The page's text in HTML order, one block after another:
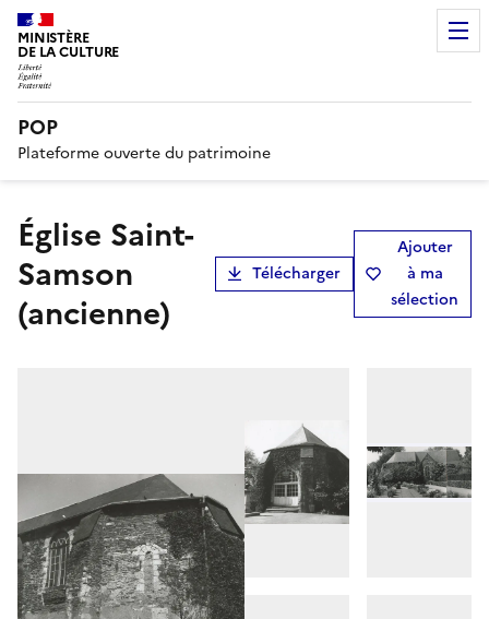
MINISTÈRE
DE LA CULTURE
POP
Plateforme ouverte du patrimoine
Église Saint-
Samson
(ancienne)
Télécharger
Ajouter
à ma
sélection